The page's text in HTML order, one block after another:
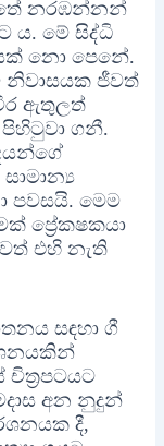
නරඹන්නන්
ය. මේ සිද්ධි
නො පෙනේ.
නිවාසයක ජීවත්
ඇතුලත්
ගනී.
පවසයි. මෙම
ප්‍රේකෂකයා
එහි නැති
සඳහා ගී
අන නුදුන්
දී,